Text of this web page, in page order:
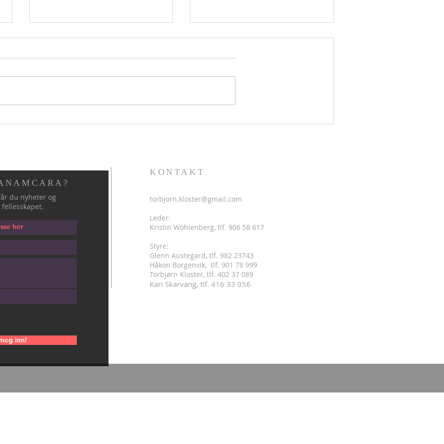
du nyheter og
inn!
KONTAKT
torbjorn.kloster@gmail.com
Leder:
Kristin Wohlenberg, tlf. 906 58 617
Styre:
Glenn Austegard, tlf. 982 23743
Håkon Borgenvik, tlf. 901 78 999
Torbjørn Kloster, tlf. 402 37 089
Kari Skarvang, tlf. 416 33 056